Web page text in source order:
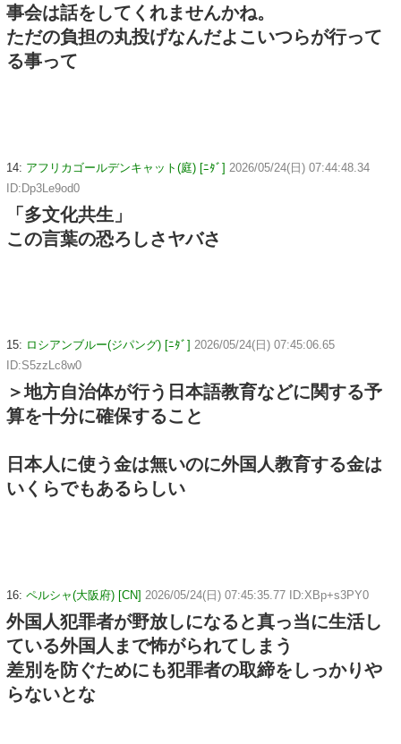
事会は話をしてくれませんかね。
ただの負担の丸投げなんだよこいつらが行って
る事って
14: アフリカゴールデンキャット(庭) [ﾆﾀﾞ] 2026/05/24(日) 07:44:48.34
ID:Dp3Le9od0
「多文化共生」
この言葉の恐ろしさヤバさ
15: ロシアンブルー(ジパング) [ﾆﾀﾞ] 2026/05/24(日) 07:45:06.65
ID:S5zzLc8w0
＞地方自治体が行う日本語教育などに関する予
算を十分に確保すること
日本人に使う金は無いのに外国人教育する金は
いくらでもあるらしい
16: ペルシャ(大阪府) [CN] 2026/05/24(日) 07:45:35.77 ID:XBp+s3PY0
外国人犯罪者が野放しになると真っ当に生活し
ている外国人まで怖がられてしまう
差別を防ぐためにも犯罪者の取締をしっかりや
らないとな